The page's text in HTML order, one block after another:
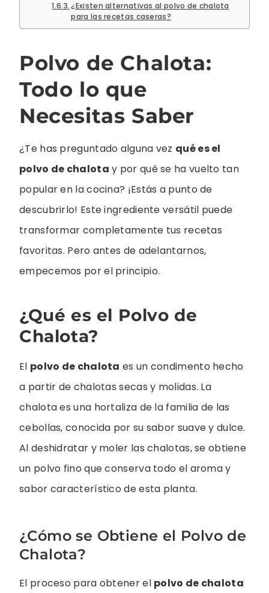
¿Existen alternativas al polvo de chalota
para las recetas caseras?
Polvo de Chalota:
Todo lo que
Necesitas Saber
¿Te has preguntado alguna vez qué es el
polvo de chalota y por qué se ha vuelto tan
popular en la cocina? ¡Estás a punto de
descubrirlo! Este ingrediente versátil puede
transformar completamente tus recetas
favoritas. Pero antes de adelantarnos,
empecemos por el principio.
¿Qué es el Polvo de
Chalota?
El polvo de chalota es un condimento hecho
a partir de chalotas secas y molidas. La
chalota es una hortaliza de la familia de las
cebollas, conocida por su sabor suave y dulce.
Al deshidratar y moler las chalotas, se obtiene
un polvo fino que conserva todo el aroma y
sabor característico de esta planta.
¿Cómo se Obtiene el Polvo de
Chalota?
El proceso para obtener el polvo de chalota